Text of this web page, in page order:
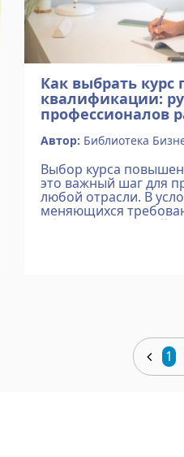
Как выбрать
квалификации:
профессионалов
Автор: Библиотека
Выбор курса
это важный шаг для
любой отрасли. В
меняющихся
обновление знаний и
1